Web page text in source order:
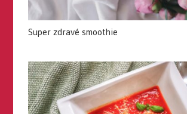
Super zdravé smoothie